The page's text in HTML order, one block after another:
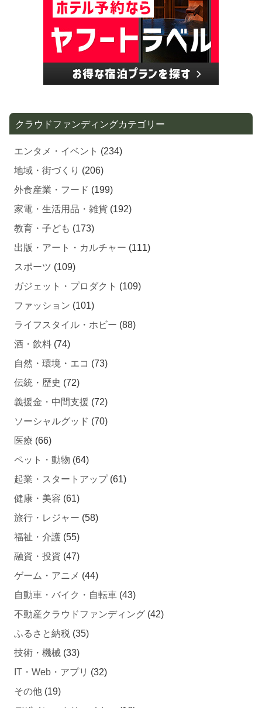
エンタメ・イベント(234)
地域・街づくり(206)
外食産業・フード(199)
家電・生活用品・雑貨(192)
教育・子ども(173)
出版・アート・カルチャー
スポーツ (109)
ガジェット・プロダクト
ファッション (101)
ライフスタイル・ホビー
酒・飲料 (74)
自然・環境・エコ
伝統・歴史 (72)
義援金・中間支援
ソーシャルグッド (70)
医療 (66)
ペット・動物
起業・スタートアップ
健康・美容 (61)
旅行・レジャー
福祉・介護(55)
融資・投資 (47)
ゲーム・アニメ
自動車・バイク・自転車
不動産クラウドファンディング
ふるさと納税 (35)
技術・機械(33)
IT・Web・アプリ
その他(19)
デザイン・クリエイター